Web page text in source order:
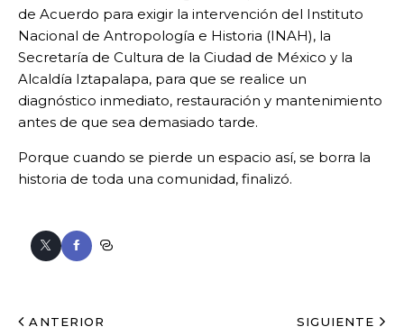
de Acuerdo para exigir la intervención del Instituto
Nacional de Antropología e Historia (INAH), la
Secretaría de Cultura de la Ciudad de México y la
Alcaldía Iztapalapa, para que se realice un
diagnóstico inmediato, restauración y mantenimiento
antes de que sea demasiado tarde.
Porque cuando se pierde un espacio así, se borra la
historia de toda una comunidad, finalizó.
ANTERIOR SIGUIENTE